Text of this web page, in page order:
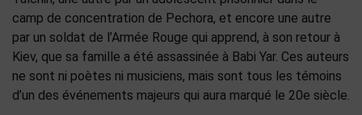
camp de concentration de Pechora, et encore une autre
par un soldat de l’Armée Rouge qui apprend, à son retour à
Kiev, que sa famille a été assassinée à Babi Yar. Ces auteurs
ne sont ni poètes ni musiciens, mais sont tous les témoins
d’un des événements majeurs qui aura marqué le 20e siècle.